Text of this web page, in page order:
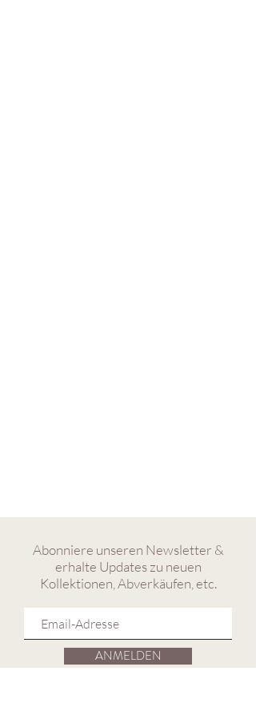
Abonniere unseren Newsletter &
erhalte Updates zu neuen
Kollektionen, Abverkäufen, etc.
ANMELDEN